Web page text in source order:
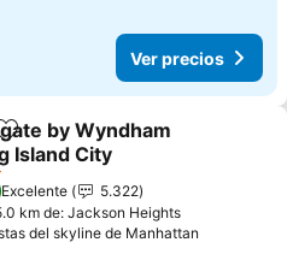
Ver precios
Agregar a favoritos
by Wyndham
Island City
Excelente
5.322
km de: Jackson Heights
del skyline de Manhattan